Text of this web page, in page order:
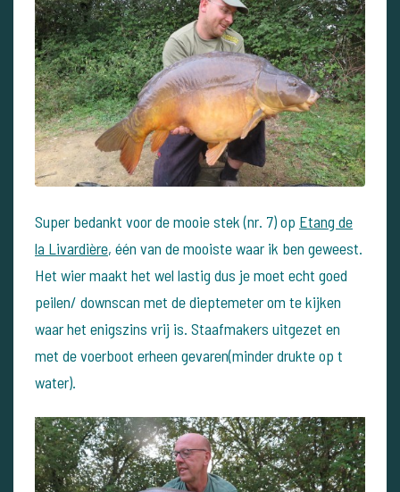
Super bedankt voor de mooie stek (nr. 7) op Etang de
la Livardière, één van de mooiste waar ik ben geweest.
Het wier maakt het wel lastig dus je moet echt goed
peilen/ downscan met de dieptemeter om te kijken
waar het enigszins vrij is. Staafmakers uitgezet en
met de voerboot erheen gevaren(minder drukte op t
water).